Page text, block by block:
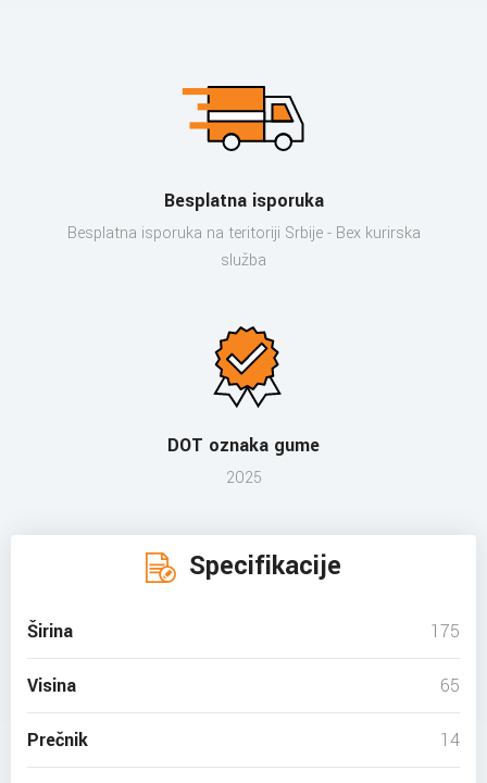
Besplatna isporuka
Besplatna isporuka na teritoriji Srbije - Bex kurirska
služba
DOT oznaka gume
2025
Specifikacije
Širina 175
Visina 65
Prečnik 14